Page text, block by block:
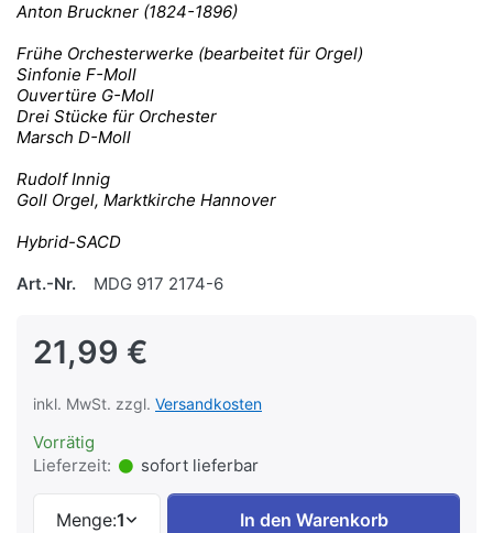
Anton Bruckner (1824-1896)
Frühe Orchesterwerke (bearbeitet für Orgel)
Sinfonie F-Moll
Ouvertüre G-Moll
Drei Stücke für Orchester
Marsch D-Moll
Rudolf Innig
Goll Orgel, Marktkirche Hannover
Hybrid-SACD
Art.-Nr.
MDG 917 2174-6
21,99 €
inkl. MwSt. zzgl. Versandkosten
Vorrätig
Lieferzeit:
sofort lieferbar
Menge:1 In den Warenkorb